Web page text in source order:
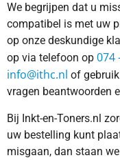
We begrijpen dat u
compatibel is met uw
op onze deskundige
op via telefoon op 074
info@ithc.nl of
vragen beantwoorden
Bij Inkt-en-Toners.nl
uw bestelling kunt
misgaan, dan staan